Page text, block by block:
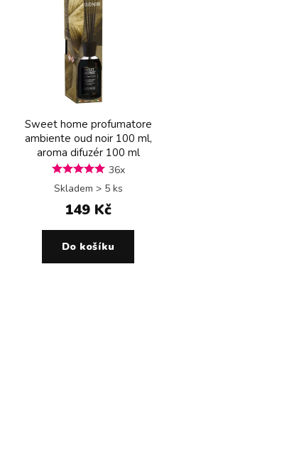
Sweet home profumatore
ambiente oud noir 100 ml,
aroma difuzér 100 ml
36x
Skladem > 5 ks
149 Kč
Do košíku